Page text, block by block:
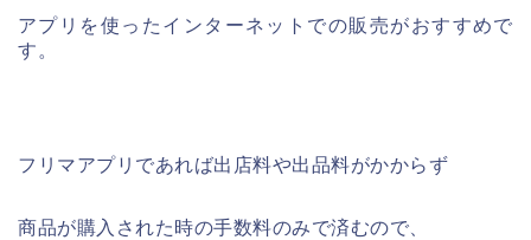
アプリを使ったインターネットでの販売がおすすめで
す。
フリマアプリであれば出店料や出品料がかからず
商品が購入された時の手数料のみで済むので、